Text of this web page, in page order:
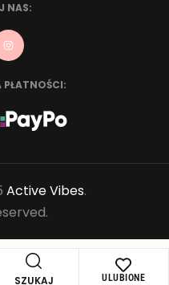
SZUKAJ ULUBIONE
NAS:
PŁATNOŚCI:
Active Vibes.